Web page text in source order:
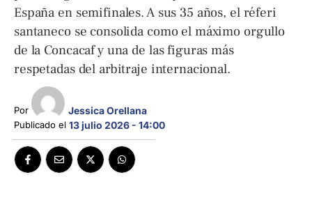
España en semifinales. A sus 35 años, el réferi
santaneco se consolida como el máximo orgullo
de la Concacaf y una de las figuras más
respetadas del arbitraje internacional.
Por Jessica Orellana
Publicado el 13 julio 2026 - 14:00